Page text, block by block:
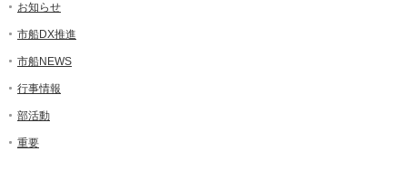
お知らせ
市船DX推進
市船NEWS
行事情報
部活動
重要